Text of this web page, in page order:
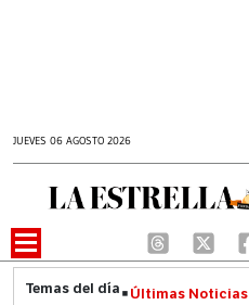
JUEVES 06 AGOSTO 2026
Últimas Noticias